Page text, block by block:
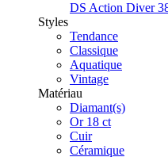
DS Action Diver
Styles
Tendance
Classique
Aquatique
Vintage
Matériau
Diamant(s)
Or 18 ct
Cuir
Céramique